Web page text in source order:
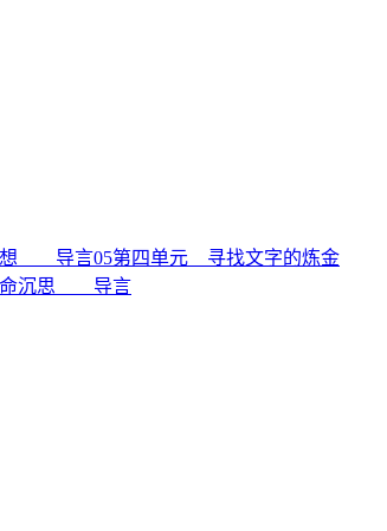
想 导言05第四单元 寻找文字的炼金
命沉思 导言